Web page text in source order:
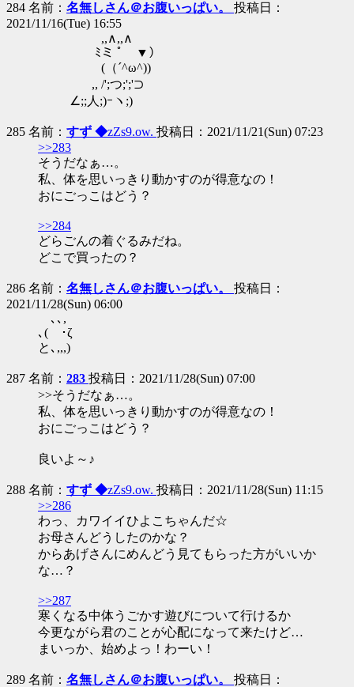
284 名前： 名無しさん＠お腹いっぱい。 投稿日：
2021/11/16(Tue) 16:55
,,∧,,∧
ﾐミ ﾟ ▼）
(（´^ω^))
,, /';つ;';'⊃
∠;;人;)ｰヽ;)
285 名前： すず ◆zZs9.ow. 投稿日：2021/11/21(Sun) 07:23
>>283
そうだなぁ…。
私、体を思いっきり動かすのが得意なの！
おにごっこはどう？
>>284
どらごんの着ぐるみだね。
どこで買ったの？
286 名前： 名無しさん＠お腹いっぱい。 投稿日：
2021/11/28(Sun) 06:00
､､,
､( ･ζ
と､,,,)
287 名前： 283 投稿日：2021/11/28(Sun) 07:00
>>そうだなぁ…。
私、体を思いっきり動かすのが得意なの！
おにごっこはどう？
良いよ～♪
288 名前： すず ◆zZs9.ow. 投稿日：2021/11/28(Sun) 11:15
>>286
わっ、カワイイひよこちゃんだ☆
お母さんどうしたのかな？
からあげさんにめんどう見てもらった方がいいか
な…？
>>287
寒くなる中体うごかす遊びについて行けるか
今更ながら君のことが心配になって来たけど…
まいっか、始めよっ！わーい！
289 名前： 名無しさん＠お腹いっぱい。 投稿日：